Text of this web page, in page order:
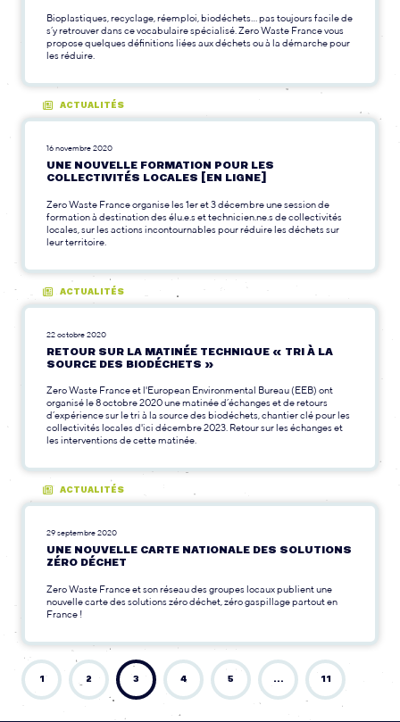
Bioplastiques, recyclage, réemploi, biodéchets... pas toujours facile de
s’y retrouver dans ce vocabulaire spécialisé. Zero Waste France vous
propose quelques définitions liées aux déchets ou à la démarche pour
les réduire.
ACTUALITÉS
16 novembre 2020
UNE NOUVELLE FORMATION POUR LES
COLLECTIVITÉS LOCALES [EN LIGNE]
Zero Waste France organise les 1er et 3 décembre une session de
formation à destination des élu.e.s et technicien.ne.s de collectivités
locales, sur les actions incontournables pour réduire les déchets sur
leur territoire.
ACTUALITÉS
22 octobre 2020
RETOUR SUR LA MATINÉE TECHNIQUE « TRI À LA
SOURCE DES BIODÉCHETS »
Zero Waste France et l'European Environmental Bureau (EEB) ont
organisé le 8 octobre 2020 une matinée d’échanges et de retours
d’expérience sur le tri à la source des biodéchets, chantier clé pour les
collectivités locales d'ici décembre 2023. Retour sur les échanges et
les interventions de cette matinée.
ACTUALITÉS
29 septembre 2020
UNE NOUVELLE CARTE NATIONALE DES SOLUTIONS
ZÉRO DÉCHET
Zero Waste France et son réseau des groupes locaux publient une
nouvelle carte des solutions zéro déchet, zéro gaspillage partout en
France !
1 2 3 4 5 … 11